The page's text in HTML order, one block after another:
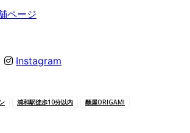
ページ
Instagram
浦和駅徒歩10分以内 麵屋ORIGAMI